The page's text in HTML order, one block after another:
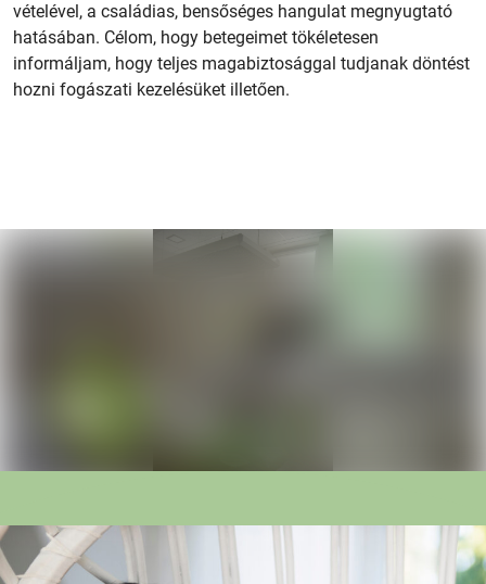
vételével, a családias, bensőséges hangulat megnyugtató
hatásában. Célom, hogy betegeimet tökéletesen
informáljam, hogy teljes magabiztosággal tudjanak döntést
hozni fogászati kezelésüket illetően.